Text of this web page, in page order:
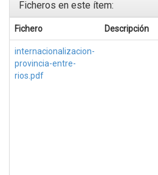
Ficheros en este ítem:
Fichero Descripción
internacionalizacion-
provincia-entre-
rios.pdf